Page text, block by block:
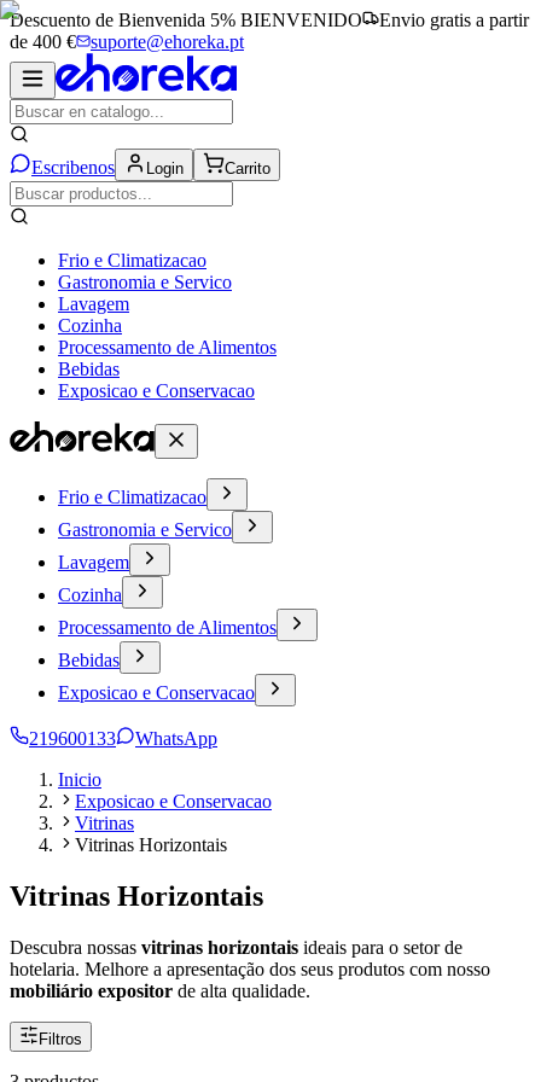
Descuento de Bienvenida 5% BIENVENIDO
Envio gratis a partir
de 400 €
suporte@ehoreka.pt
Escribenos Login Carrito
Frio e Climatizacao
Gastronomia e Servico
Lavagem
Cozinha
Processamento de Alimentos
Bebidas
Exposicao e Conservacao
Frio e Climatizacao
Gastronomia e Servico
Lavagem
Cozinha
Processamento de Alimentos
Bebidas
Exposicao e Conservacao
219600133
WhatsApp
Inicio
Exposicao e Conservacao
Vitrinas
Vitrinas Horizontais
Vitrinas Horizontais
Descubra nossas vitrinas horizontais ideais para o setor de
hotelaria. Melhore a apresentação dos seus produtos com nosso
mobiliário expositor de alta qualidade.
Filtros